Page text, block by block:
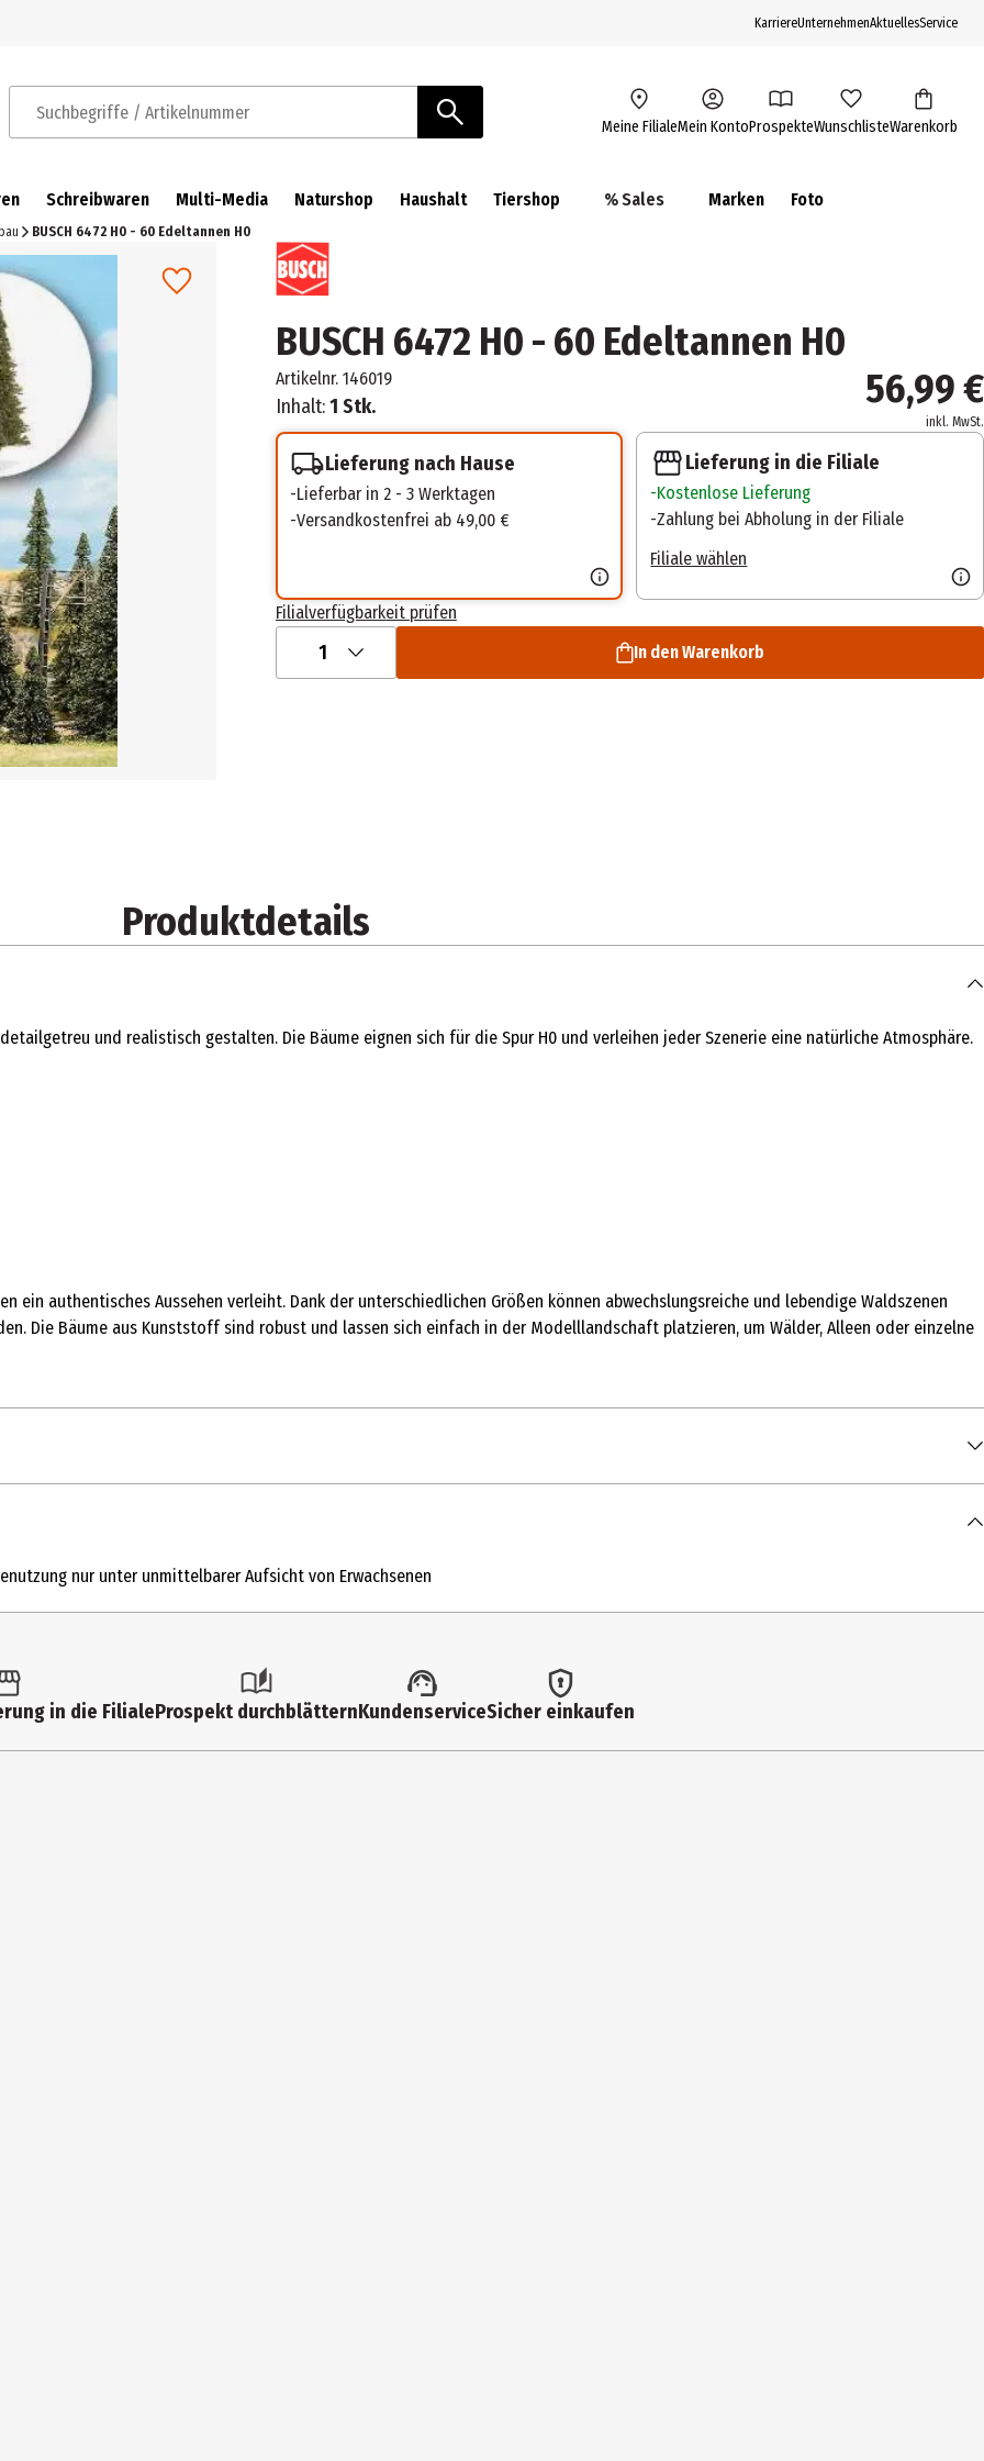
KarriereUnternehmenAktuellesService
Suchbegriffe / Artikelnummer Meine FilialeMein KontoProspekteWunschlisteWarenkorb
Schreibwaren Multi-Media Naturshop Haushalt Tiershop % Sales Marken Foto
BUSCH 6472 H0 - 60 Edeltannen H0
BUSCH 6472 H0 - 60 Edeltannen H0
Artikelnr. 146019
Inhalt:1 Stk. 56,99 €
inkl. MwSt.
Lieferung nach Hause
Lieferbar in 2 - 3 Werktagen
Versandkostenfrei ab 49,00 €
Lieferung in die Filiale
Kostenlose Lieferung
Zahlung bei Abholung in der Filiale
Filiale wählen
Filialverfügbarkeit prüfen
1 In den Warenkorb
Produktdetails
und realistisch gestalten. Die Bäume eignen sich für die Spur H0 und verleihen jeder Szenerie eine natürliche Atmosphäre.
ein authentisches Aussehen verleiht. Dank der unterschiedlichen Größen können abwechslungsreiche und lebendige Waldszenen
Die Bäume aus Kunststoff sind robust und lassen sich einfach in der Modelllandschaft platzieren, um Wälder, Alleen oder einzelne
nur unter unmittelbarer Aufsicht von Erwachsenen
in die FilialeProspekt durchblätternKundenserviceSicher einkaufen